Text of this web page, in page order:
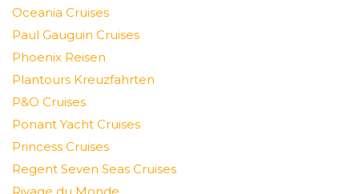
Oceania Cruises
Paul Gauguin Cruises
Phoenix Reisen
Plantours Kreuzfahrten
P&O Cruises
Ponant Yacht Cruises
Princess Cruises
Regent Seven Seas Cruises